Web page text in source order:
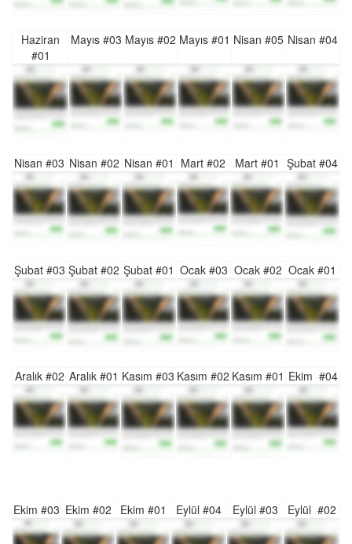
Haziran
#01
Mayıs #03 Mayıs #02 Mayıs #01 Nisan #05 Nisan #04
Nisan #03 Nisan #02 Nisan #01 Mart #02 Mart #01 Şubat #04
Şubat #03 Şubat #02 Şubat #01 Ocak #03 Ocak #02 Ocak #01
Aralık #02 Aralık #01 Kasım #03 Kasım #02 Kasım #01 Ekim #04
Ekim #03 Ekim #02 Ekim #01 Eylül #04 Eylül #03 Eylül #02